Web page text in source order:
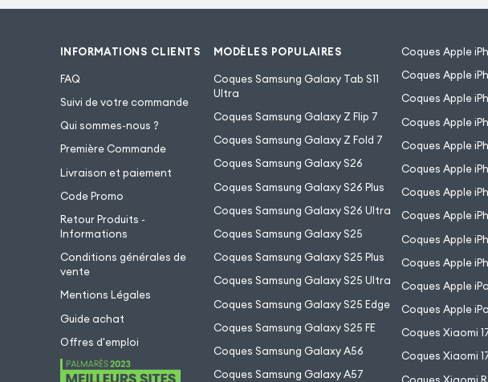
INFORMATIONS CLIENTS
FAQ
Suivi de votre commande
Qui sommes-nous ?
Première Commande
Livraison et paiement
Code Promo
Retour Produits -
Informations
Conditions générales de
vente
Mentions Légales
Guide achat
Offres d'emploi
MODÈLES POPULAIRES
Coques Samsung Galaxy Tab S11
Ultra
Coques Samsung Galaxy Z Flip 7
Coques Samsung Galaxy Z Fold 7
Coques Samsung Galaxy S26
Coques Samsung Galaxy S26 Plus
Coques Samsung Galaxy S26 Ultra
Coques Samsung Galaxy S25
Coques Samsung Galaxy S25 Plus
Coques Samsung Galaxy S25 Ultra
Coques Samsung Galaxy S25 Edge
Coques Samsung Galaxy S25 FE
Coques Samsung Galaxy A56
Coques Samsung Galaxy A57
Coques Apple
Coques Apple
Coques Apple
Coques Apple
Coques Apple
Coques Apple
Coques Apple
Coques Apple
Coques Apple
Coques Apple
Coques Apple
Coques Apple
Coques Xiaomi
Coques Xiaomi